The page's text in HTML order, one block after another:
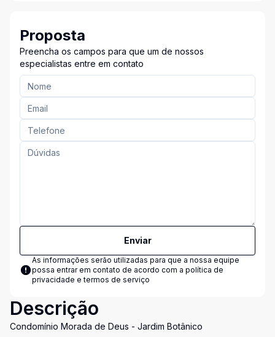
Proposta
Preencha os campos para que um de nossos
especialistas entre em contato
Enviar
As informações serão utilizadas para que a nossa equipe
possa entrar em contato de acordo com a política de
privacidade e termos de serviço
Descrição
Condomínio Morada de Deus - Jardim Botânico